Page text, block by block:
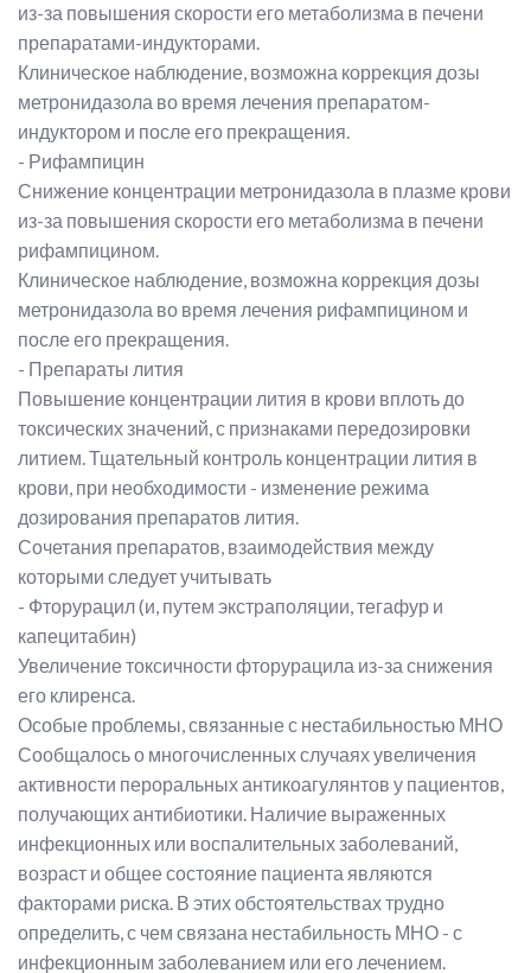
из-за повышения скорости его метаболизма в печени
препаратами-индукторами.
Клиническое наблюдение, возможна коррекция дозы
метронидазола во время лечения препаратом-
индуктором и после его прекращения.
- Рифампицин
Снижение концентрации метронидазола в плазме крови
из-за повышения скорости его метаболизма в печени
рифампицином.
Клиническое наблюдение, возможна коррекция дозы
метронидазола во время лечения рифампицином и
после его прекращения.
- Препараты лития
Повышение концентрации лития в крови вплоть до
токсических значений, с признаками передозировки
литием. Тщательный контроль концентрации лития в
крови, при необходимости - изменение режима
дозирования препаратов лития.
Сочетания препаратов, взаимодействия между
которыми следует учитывать
- Фторурацил (и, путем экстраполяции, тегафур и
капецитабин)
Увеличение токсичности фторурацила из-за снижения
его клиренса.
Особые проблемы, связанные с нестабильностью МНО
Сообщалось о многочисленных случаях увеличения
активности пероральных антикоагулянтов у пациентов,
получающих антибиотики. Наличие выраженных
инфекционных или воспалительных заболеваний,
возраст и общее состояние пациента являются
факторами риска. В этих обстоятельствах трудно
определить, с чем связана нестабильность МНО - с
инфекционным заболеванием или его лечением.